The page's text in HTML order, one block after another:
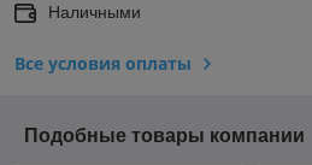
Наличными
Все условия оплаты
Подобные товары компании